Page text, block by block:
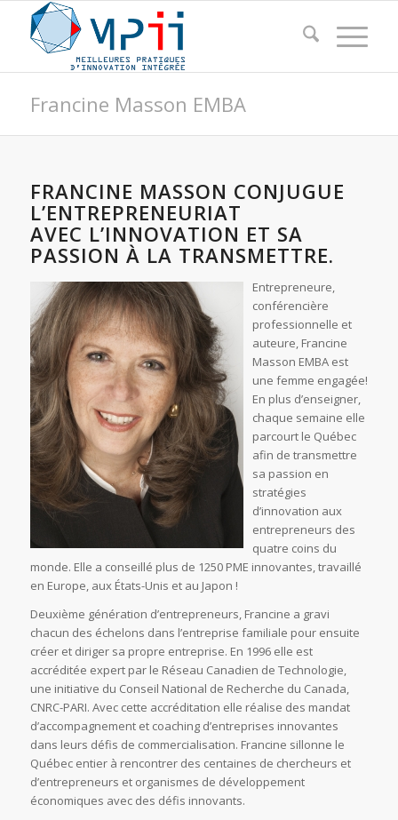
Francine Masson EMBA
FRANCINE MASSON CONJUGUE
L’ENTREPRENEURIAT
AVEC L’INNOVATION ET SA
PASSION À LA TRANSMETTRE.
Entrepreneure,
conférencière
professionnelle et
auteure, Francine
Masson EMBA est
une femme engagée!
En plus d’enseigner,
chaque semaine elle
parcourt le Québec
afin de transmettre
sa passion en
stratégies
d’innovation aux
entrepreneurs des
quatre coins du
monde. Elle a conseillé plus de 1250 PME innovantes, travaillé
en Europe, aux États-Unis et au Japon !
Deuxième génération d’entrepreneurs, Francine a gravi
chacun des échelons dans l’entreprise familiale pour ensuite
créer et diriger sa propre entreprise. En 1996 elle est
accréditée expert par le Réseau Canadien de Technologie,
une initiative du Conseil National de Recherche du Canada,
CNRC-PARI. Avec cette accréditation elle réalise des mandat
d’accompagnement et coaching d’entreprises innovantes
dans leurs défis de commercialisation. Francine sillonne le
Québec entier à rencontrer des centaines de chercheurs et
d’entrepreneurs et organismes de développement
économiques avec des défis innovants.